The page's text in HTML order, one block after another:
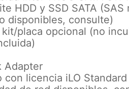
HDD y SSD SATA
disponibles, consulte)
placa opcional (no
Adapter
licencia iLO Standard